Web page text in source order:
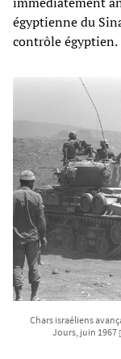
égyptienne du
contrôle égyptien.
Chars israéliens
Jours, juin 1967